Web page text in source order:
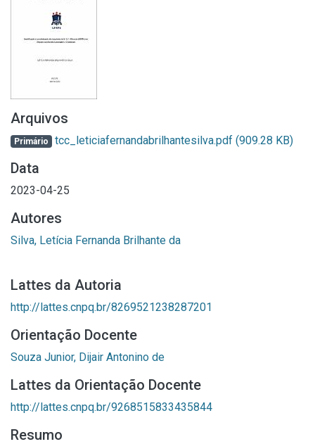
Arquivos
Primário tcc_leticiafernandabrilhantesilva.pdf (909.28 KB)
Data
2023-04-25
Autores
Silva, Letícia Fernanda Brilhante da
Lattes da Autoria
http://lattes.cnpq.br/8269521238287201
Orientação Docente
Souza Junior, Dijair Antonino de
Lattes da Orientação Docente
http://lattes.cnpq.br/9268515833435844
Resumo